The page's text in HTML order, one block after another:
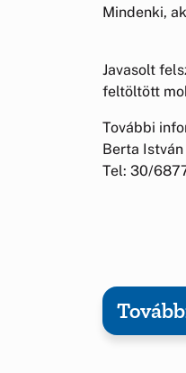
Mindenki,
Javasolt
feltöltött
További
Berta István
Tel: 30/